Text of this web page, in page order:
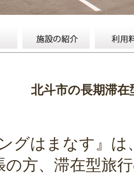
北斗市の長期滞
ングはまなす』
の方、滞在型旅